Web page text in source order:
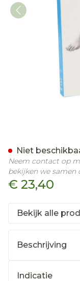
€ 23,40
Niet
Neem contact op
bekijken we samen
Bekijk alle
Beschrijving
Indicatie